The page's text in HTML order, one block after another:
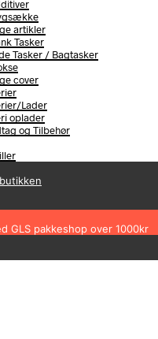
artikler
Tasker
Tasker / Bagtasker
cover
Lader
oplader
og Tilbehør
GLS pakkeshop over 1000kr